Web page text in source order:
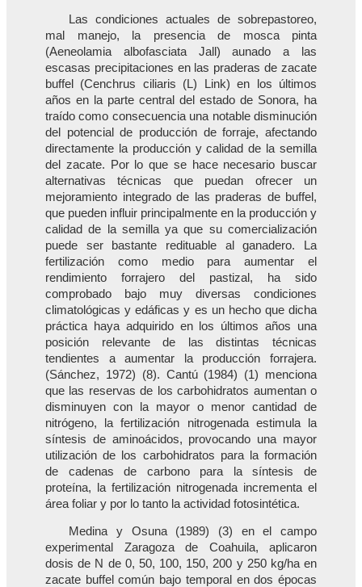
Las condiciones actuales de sobrepastoreo,
mal manejo, la presencia de mosca pinta
(Aeneolamia albofasciata Jall) aunado a las
escasas precipitaciones en las praderas de zacate
buffel (Cenchrus ciliaris (L) Link) en los últimos
años en la parte central del estado de Sonora, ha
traído como consecuencia una notable disminución
del potencial de producción de forraje, afectando
directamente la producción y calidad de la semilla
del zacate. Por lo que se hace necesario buscar
alternativas técnicas que puedan ofrecer un
mejoramiento integrado de las praderas de buffel,
que pueden influir principalmente en la producción y
calidad de la semilla ya que su comercialización
puede ser bastante redituable al ganadero. La
fertilización como medio para aumentar el
rendimiento forrajero del pastizal, ha sido
comprobado bajo muy diversas condiciones
climatológicas y edáficas y es un hecho que dicha
práctica haya adquirido en los últimos años una
posición relevante de las distintas técnicas
tendientes a aumentar la producción forrajera.
(Sánchez, 1972) (8). Cantú (1984) (1) menciona
que las reservas de los carbohidratos aumentan o
disminuyen con la mayor o menor cantidad de
nitrógeno, la fertilización nitrogenada estimula la
síntesis de aminoácidos, provocando una mayor
utilización de los carbohidratos para la formación
de cadenas de carbono para la síntesis de
proteína, la fertilización nitrogenada incrementa el
área foliar y por lo tanto la actividad fotosintética.
Medina y Osuna (1989) (3) en el campo
experimental Zaragoza de Coahuila, aplicaron
dosis de N de 0, 50, 100, 150, 200 y 250 kg/ha en
zacate buffel común bajo temporal en dos épocas